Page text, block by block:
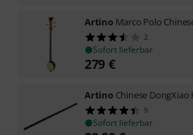
Artino Marco Polo
2
Sofort lieferbar
279 €
Artino Chinese
9
Sofort lieferbar